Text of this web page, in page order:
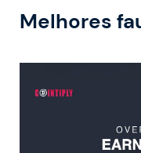
Melhores